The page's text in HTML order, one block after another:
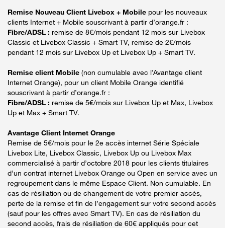
Remise Nouveau Client Livebox + Mobile pour les nouveaux
clients Internet + Mobile souscrivant à partir d’orange.fr :
Fibre/ADSL : remise de 8€/mois pendant 12 mois sur Livebox
Classic et Livebox Classic + Smart TV, remise de 2€/mois
pendant 12 mois sur Livebox Up et Livebox Up + Smart TV.
Remise client Mobile (non cumulable avec l’Avantage client
Internet Orange), pour un client Mobile Orange identifié
souscrivant à partir d’orange.fr :
Fibre/ADSL : remise de 5€/mois sur Livebox Up et Max, Livebox
Up et Max + Smart TV.
Avantage Client Internet Orange
Remise de 5€/mois pour le 2e accès internet Série Spéciale
Livebox Lite, Livebox Classic, Livebox Up ou Livebox Max
commercialisé à partir d’octobre 2018 pour les clients titulaires
d’un contrat internet Livebox Orange ou Open en service avec un
regroupement dans le même Espace Client. Non cumulable. En
cas de résiliation ou de changement de votre premier accès,
perte de la remise et fin de l’engagement sur votre second accès
(sauf pour les offres avec Smart TV). En cas de résiliation du
second accès, frais de résiliation de 60€ appliqués pour cet